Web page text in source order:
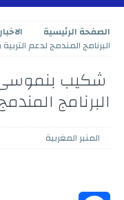
الصفحة الرئيسية الاخبار
البرنامج المندمج لدعم
شكيب بنموسى
البرنامج
المنبر المغربية